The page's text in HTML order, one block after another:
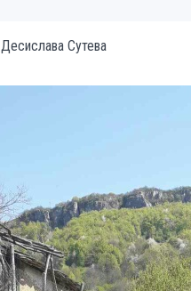
Десислава Сутева